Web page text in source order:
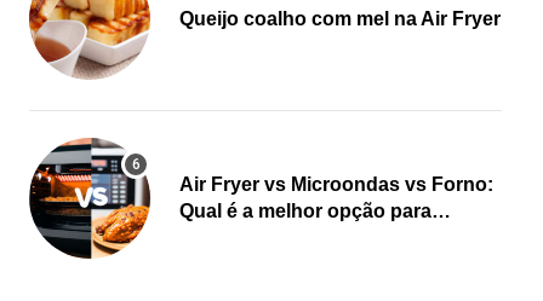
Queijo coalho com mel na Air Fryer
Air Fryer vs Microondas vs Forno:
Qual é a melhor opção para